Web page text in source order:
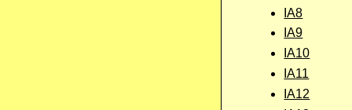
IA8
IA9
IA10
IA11
IA12